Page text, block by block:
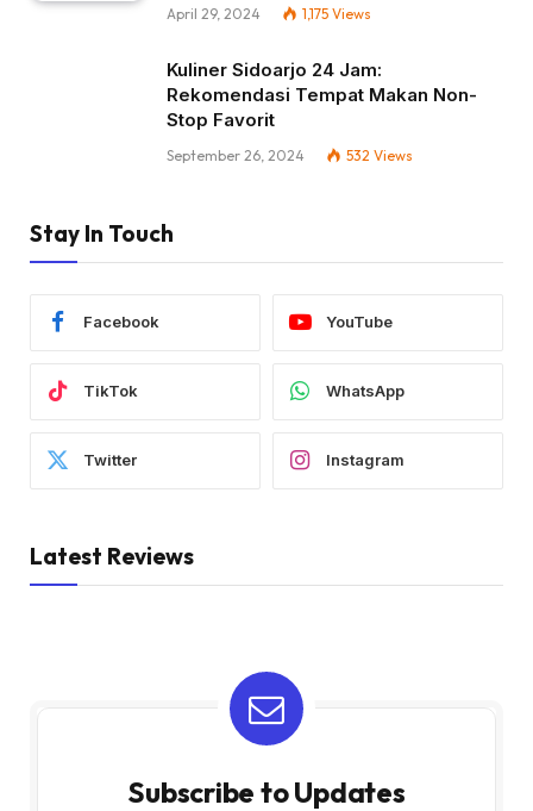
April 29, 2024 1,175 Views
Kuliner Sidoarjo 24 Jam:
Rekomendasi Tempat Makan Non-
Stop Favorit
September 26, 2024 532 Views
Stay In Touch
Facebook YouTube
TikTok WhatsApp
Twitter Instagram
Latest Reviews
Subscribe to Updates